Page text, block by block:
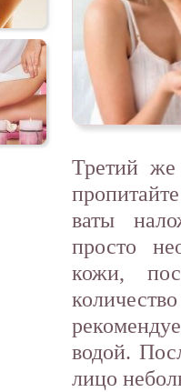
Третий же
ваты
просто
кожи,
водой.
лицо